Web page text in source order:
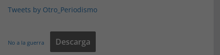
Tweets by Otro_Periodismo
No a la guerra Descarga